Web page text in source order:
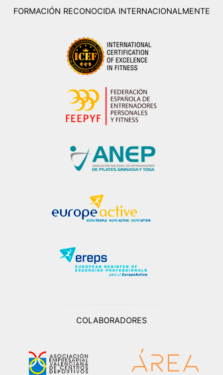
FORMACIÓN RECONOCIDA INTERNACIONALMENTE
COLABORADORES